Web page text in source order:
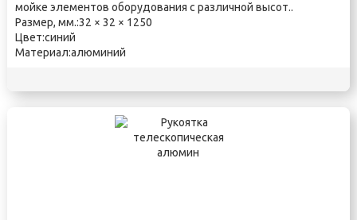
мойке элементов оборудования с различной высот..
Размер, мм.:32 × 32 × 1250
Цвет:синий
Материал:алюминий